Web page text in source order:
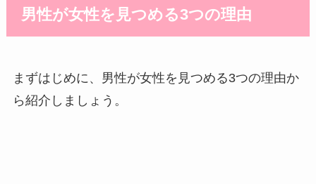
男性が女性を見つめる3つの理由
まずはじめに、男性が女性を見つめる3つの理由か
ら紹介しましょう。